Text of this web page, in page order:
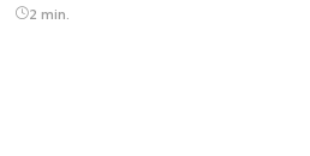
2 min.